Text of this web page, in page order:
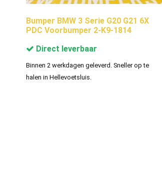
Bumper BMW 3 Serie G20 G21 6X
PDC Voorbumper 2-K9-1814
Direct leverbaar
Binnen 2 werkdagen geleverd. Sneller op te
halen in Hellevoetsluis.